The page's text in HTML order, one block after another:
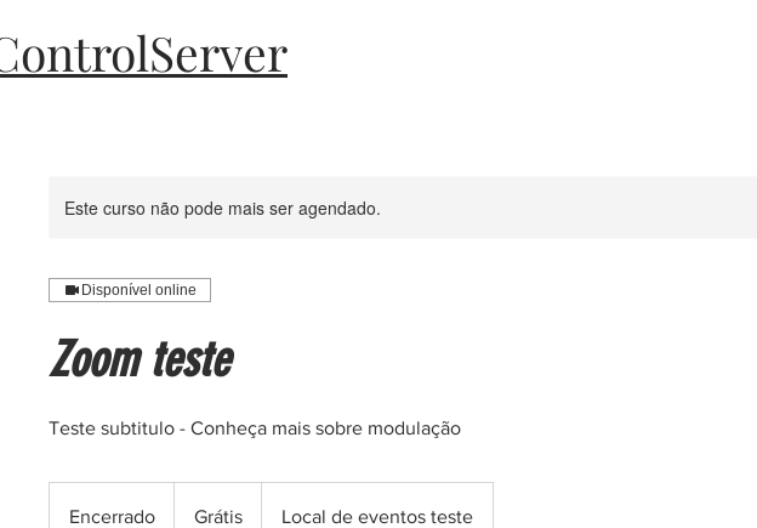
Este curso não pode mais ser agendado.
Disponível online
Zoom teste
Teste subtitulo - Conheça mais sobre modulação
Encerrado Grátis Local de eventos teste